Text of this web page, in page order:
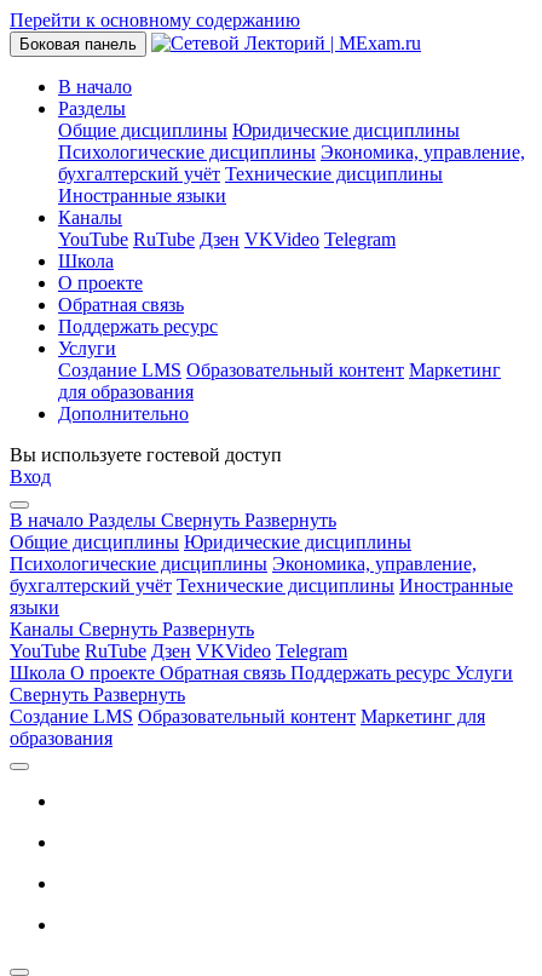
Перейти к основному содержанию
Боковая панель
В начало
Разделы
Общие дисциплины Юридические дисциплины
Психологические дисциплины Экономика, управление,
бухгалтерский учёт Технические дисциплины
Иностранные языки
Каналы
YouTube RuTube Дзен VKVideo Telegram
Школа
О проекте
Обратная связь
Поддержать ресурс
Услуги
Создание LMS Образовательный контент Маркетинг
для образования
Дополнительно
Вы используете гостевой доступ
Вход
В начало Разделы Свернуть Развернуть
Общие дисциплины Юридические дисциплины
Психологические дисциплины Экономика, управление,
бухгалтерский учёт Технические дисциплины Иностранные
языки
Каналы Свернуть Развернуть
YouTube RuTube Дзен VKVideo Telegram
Школа О проекте Обратная связь Поддержать ресурс Услуги
Свернуть Развернуть
Создание LMS Образовательный контент Маркетинг для
образования